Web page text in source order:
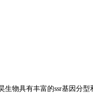
生物具有丰富的ssr基因分